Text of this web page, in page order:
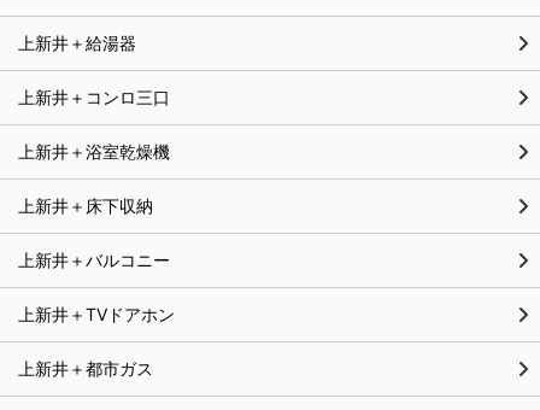
上新井＋給湯器
上新井＋コンロ三口
上新井＋浴室乾燥機
上新井＋床下収納
上新井＋バルコニー
上新井＋TVドアホン
上新井＋都市ガス